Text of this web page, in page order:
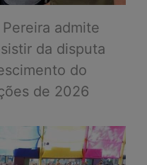
admite
da disputa
do
de 2026